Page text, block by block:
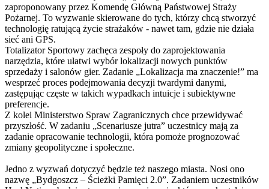
zaproponowany przez Komendę Główną Państwowej Straży
Pożarnej. To wyzwanie skierowane do tych, którzy chcą stworzyć
technologię ratującą życie strażaków - nawet tam, gdzie nie działa
sieć ani GPS.
Totalizator Sportowy zachęca zespoły do zaprojektowania
narzędzia, które ułatwi wybór lokalizacji nowych punktów
sprzedaży i salonów gier. Zadanie „Lokalizacja ma znaczenie!” ma
wesprzeć proces podejmowania decyzji twardymi danymi,
zastępując częste w takich wypadkach intuicje i subiektywne
preferencje.
Z kolei Ministerstwo Spraw Zagranicznych chce przewidywać
przyszłość. W zadaniu „Scenariusze jutra” uczestnicy mają za
zadanie opracowanie technologii, która pomoże prognozować
zmiany geopolityczne i społeczne.
Jedno z wyzwań dotyczyć będzie też naszego miasta. Nosi ono
nazwę „Bydgoszcz – Ścieżki Pamięci 2.0”. Zadaniem uczestników